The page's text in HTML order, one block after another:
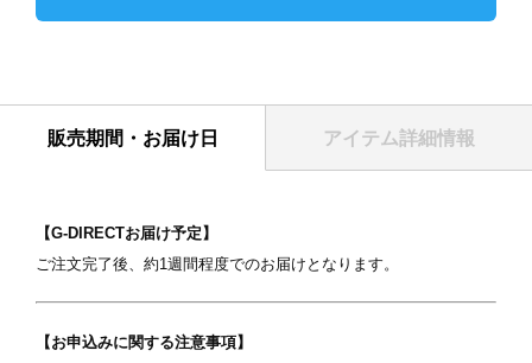
販売期間・お届け日 アイテム詳細情報
【G-DIRECTお届け予定】
ご注文完了後、約1週間程度でのお届けとなります。
【お申込みに関する注意事項】